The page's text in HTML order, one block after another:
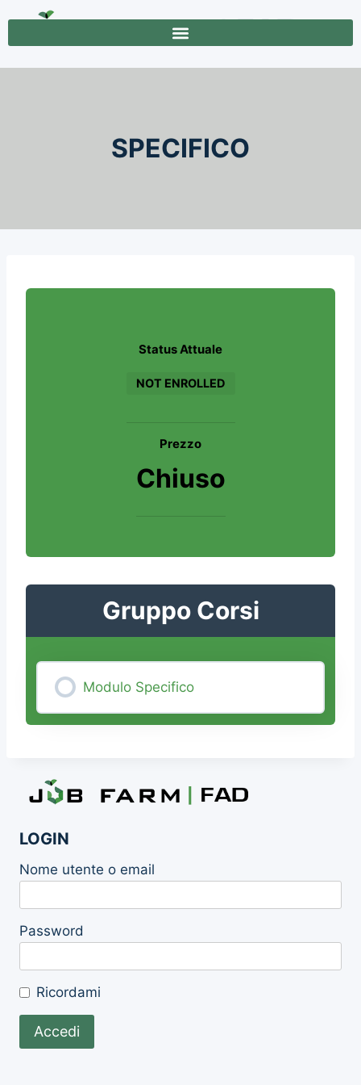
SPECIFICO
Status Attuale
NOT ENROLLED
Prezzo
Chiuso
Gruppo Corsi
Modulo Specifico
0% COMPLETE 0/0 Steps
LOGIN
Nome utente o email
Password
Ricordami